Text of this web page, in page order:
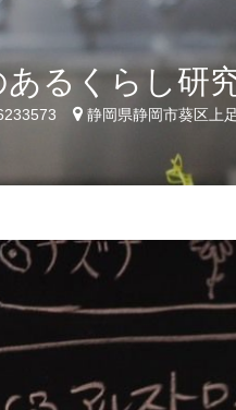
あるくらし研
静岡県静岡市葵区上